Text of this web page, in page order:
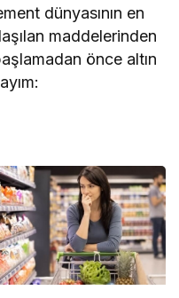
dünyasının en
maddelerinden
önce altın